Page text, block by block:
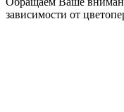
зависимости от